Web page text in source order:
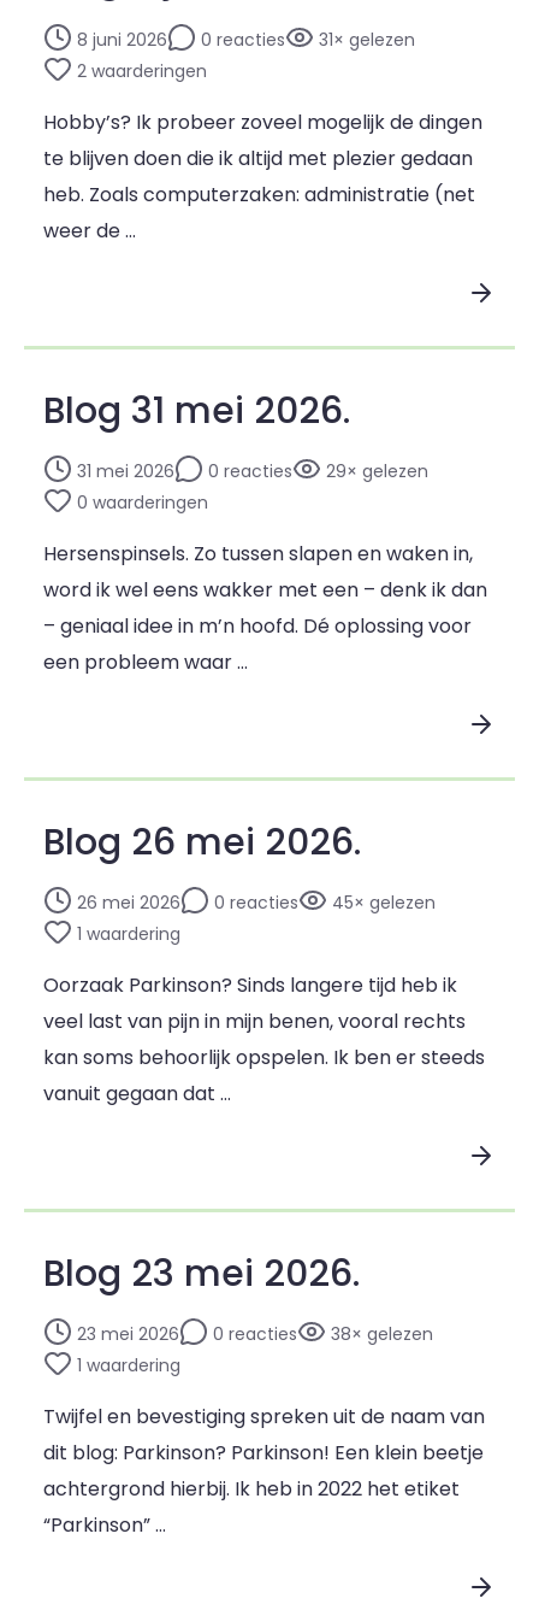
8 juni 2026 0 reacties
31× gelezen
2 waarderingen
Hobby’s? Ik probeer zoveel mogelijk de dingen
te blijven doen die ik altijd met plezier gedaan
heb. Zoals computerzaken: administratie (net
weer de …
Blog 31 mei 2026.
31 mei 2026 0 reacties
29× gelezen
0 waarderingen
Hersenspinsels. Zo tussen slapen en waken in,
word ik wel eens wakker met een – denk ik dan
– geniaal idee in m’n hoofd. Dé oplossing voor
een probleem waar …
Blog 26 mei 2026.
26 mei 2026 0 reacties
45× gelezen
1 waardering
Oorzaak Parkinson? Sinds langere tijd heb ik
veel last van pijn in mijn benen, vooral rechts
kan soms behoorlijk opspelen. Ik ben er steeds
vanuit gegaan dat …
Blog 23 mei 2026.
23 mei 2026 0 reacties
38× gelezen
1 waardering
Twijfel en bevestiging spreken uit de naam van
dit blog: Parkinson? Parkinson! Een klein beetje
achtergrond hierbij. Ik heb in 2022 het etiket
“Parkinson” …